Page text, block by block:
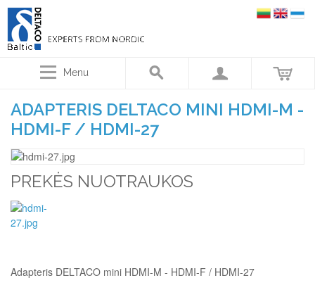
Menu
ADAPTERIS DELTACO MINI HDMI-M -
HDMI-F / HDMI-27
PREKĖS NUOTRAUKOS
Adapteris DELTACO mini HDMI-M - HDMI-F / HDMI-27